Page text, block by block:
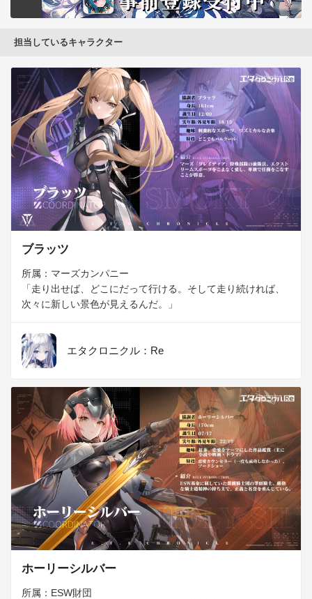
担当しているキャラクター
ブラッツ
所属：マーズカンパニー
「走り出せば、どこにだって行ける。そして走り続ければ、
次々に新しい景色が見えるんだ。」
エタクロニクル：Re
ホーリーシルバー
所属：ESW財団